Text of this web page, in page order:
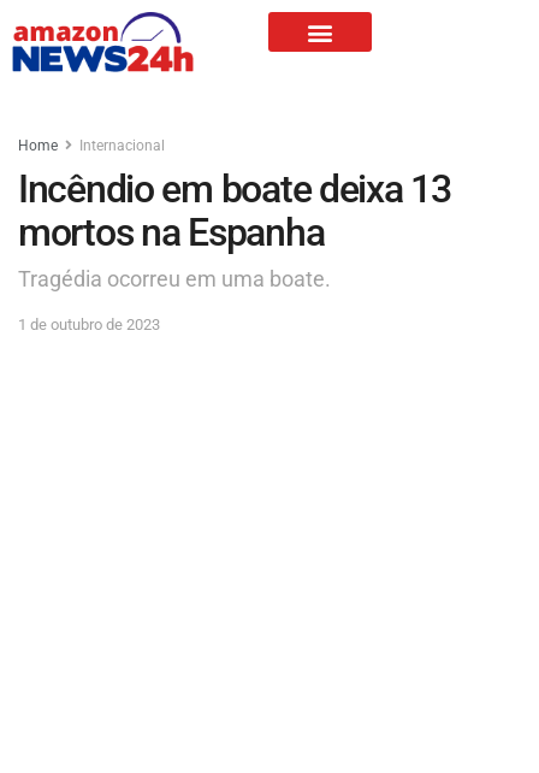
Home Internacional
Incêndio em boate deixa 13
mortos na Espanha
Tragédia ocorreu em uma boate.
1 de outubro de 2023